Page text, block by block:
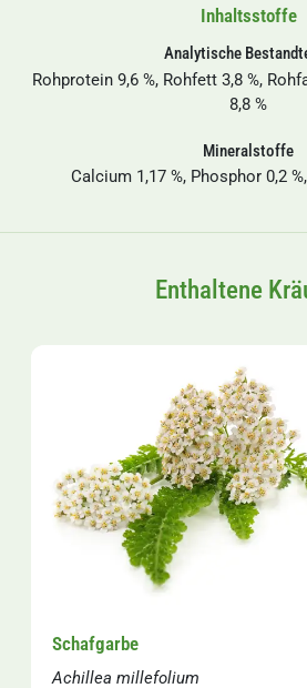
Inhaltsstoffe
Analytische
Rohprotein 9,6 %, Rohfett 3,8 %,
8,8 %
Mineralstoffe
Calcium 1,17 %, Phosphor 0,2
Enthaltene
Schafgarbe
Achillea millefolium